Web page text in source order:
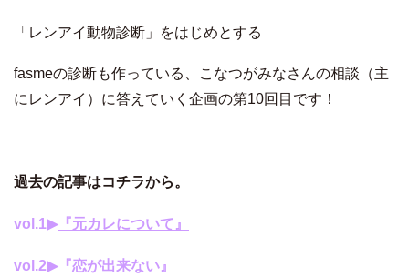
「レンアイ動物診断」をはじめとする
fasmeの診断も作っている、こなつがみなさんの相談（主
にレンアイ）に答えていく企画の第10回目です！
過去の記事はコチラから。
vol.1▶『元カレについて』
vol.2▶『恋が出来ない』